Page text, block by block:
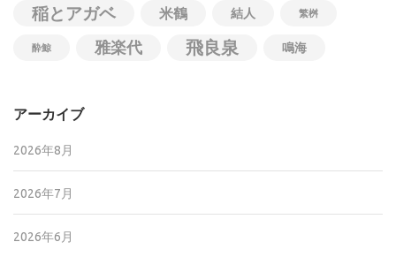
稲とアガベ 米鶴 結人 繁桝
酔鯨 雅楽代 飛良泉 鳴海
アーカイブ
2026年8月
2026年7月
2026年6月